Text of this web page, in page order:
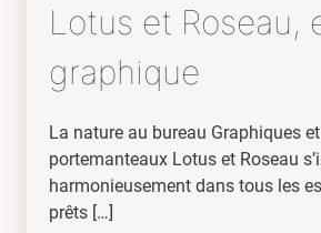
Lotus et Roseau,
graphique
La nature au bureau Graphiques
portemanteaux Lotus et Roseau
harmonieusement dans tous les
prêts […]